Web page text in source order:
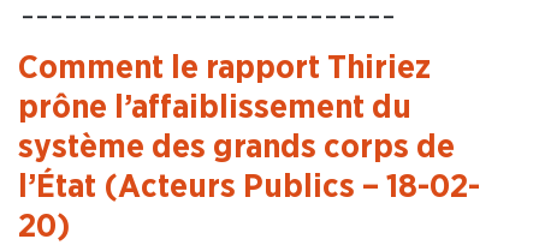
– – – – – – – – – – – – – – – – – – – – – – – – – –
Comment le rapport Thiriez
prône l’affaiblissement du
système des grands corps de
l’État (Acteurs Publics – 18-02-
20)